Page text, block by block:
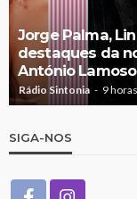
Jorge Palma,
destaques da
António Lamoso
Rádio Sintonia 9
SIGA-NOS